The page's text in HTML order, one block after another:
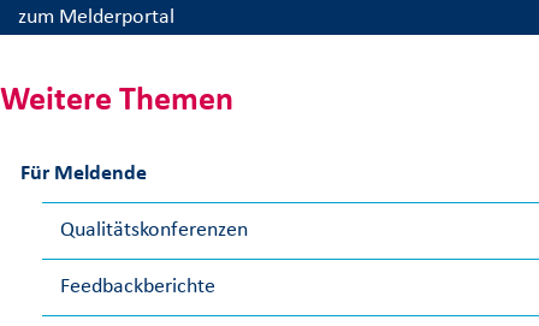
zum Melderportal
Weitere Themen
Für Meldende
Qualitätskonferenzen
Feedbackberichte